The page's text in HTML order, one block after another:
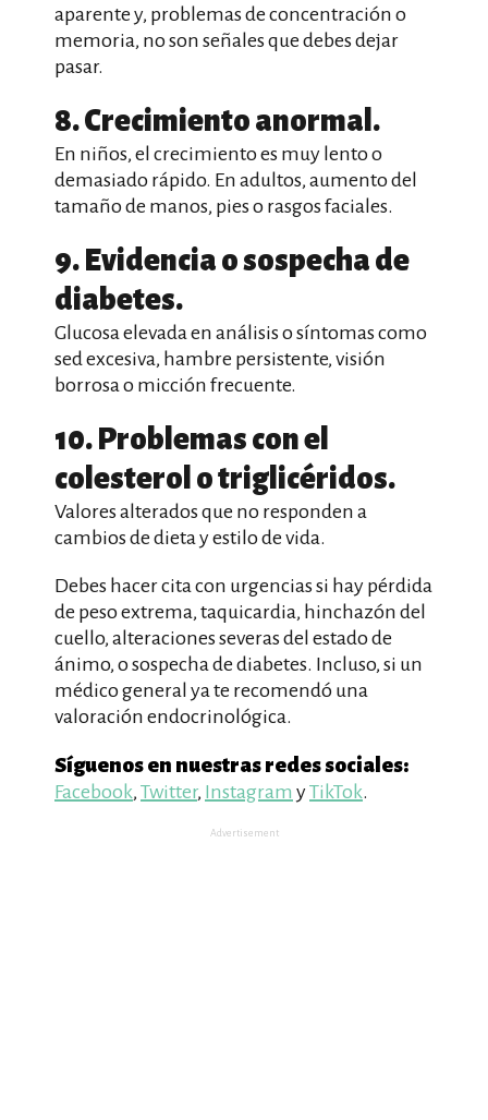
aparente y, problemas de concentración o
memoria, no son señales que debes dejar
pasar.
8. Crecimiento anormal.
En niños, el crecimiento es muy lento o
demasiado rápido. En adultos, aumento del
tamaño de manos, pies o rasgos faciales.
9. Evidencia o sospecha de
diabetes.
Glucosa elevada en análisis o síntomas como
sed excesiva, hambre persistente, visión
borrosa o micción frecuente.
10. Problemas con el
colesterol o triglicéridos.
Valores alterados que no responden a
cambios de dieta y estilo de vida.
Debes hacer cita con urgencias si hay pérdida
de peso extrema, taquicardia, hinchazón del
cuello, alteraciones severas del estado de
ánimo, o sospecha de diabetes. Incluso, si un
médico general ya te recomendó una
valoración endocrinológica.
Síguenos en nuestras redes sociales:
Facebook, Twitter, Instagram yTikTok.
Advertisement